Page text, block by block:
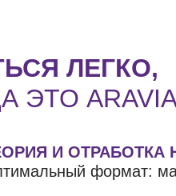
ЛЕГКО,
ЭТО
И ОТРАБОТКА
формат: